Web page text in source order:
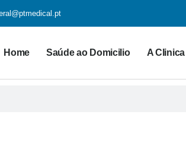
Home Saúde ao Domicilio A Clinica